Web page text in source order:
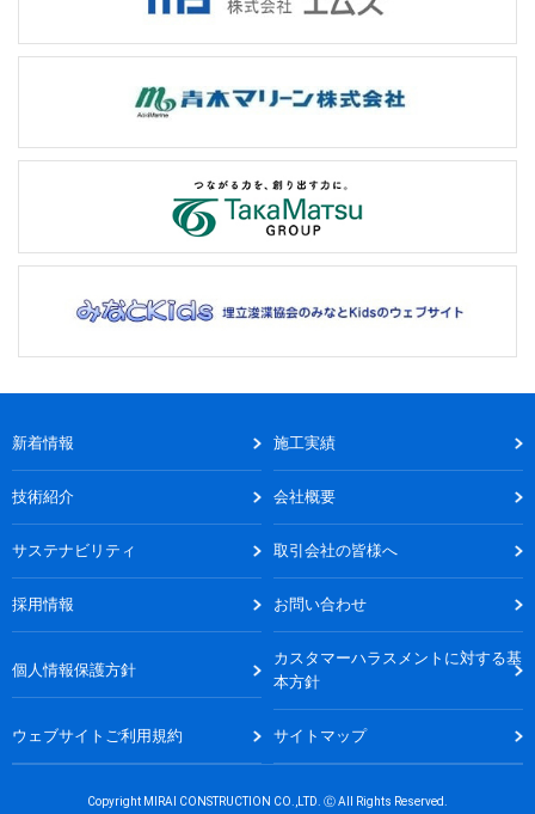
新着情報 施工実績
技術紹介 会社概要
サステナビリティ 取引会社の皆様へ
採用情報 お問い合わせ
個人情報保護方針
カスタマーハラスメントに対する基
本方針
ウェブサイトご利用規約 サイトマップ
Copyright MIRAI CONSTRUCTION CO.,LTD. Ⓒ All Rights Reserved.